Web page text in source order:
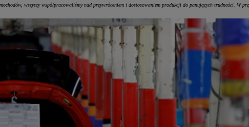
wszyscy współpracowaliśmy nad przywróceniem i dostosowaniem produkcji do panujących trudności. W